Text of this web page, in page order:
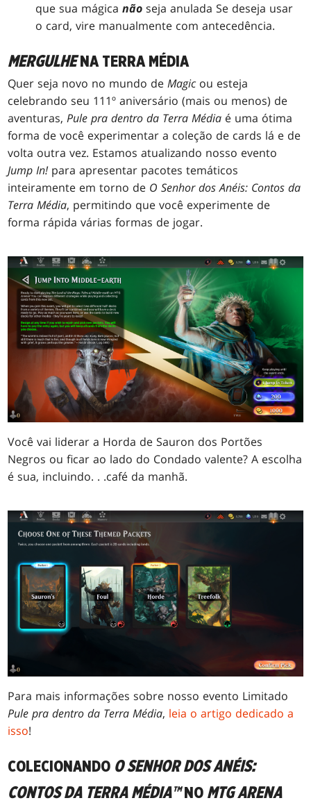
que sua mágicanão seja anulada Se deseja usar
o card, vire manualmente com antecedência.
MERGULHENA TERRA MÉDIA
Quer seja novo no mundo deMagic ou esteja
celebrando seu 111º aniversário (mais ou menos) de
aventuras,Pule pra dentro da Terra Média é uma ótima
forma de você experimentar a coleção de cards lá e de
volta outra vez. Estamos atualizando nosso evento
Jump In!para apresentar pacotes temáticos
inteiramente em torno de O Senhor dos Anéis: Contos da
Terra Média, permitindo que você experimente de
forma rápida várias formas de jogar.
Você vai liderar a Horda de Sauron dos Portões
Negros ou ficar ao lado do Condado valente? A escolha
é sua, incluindo. . .café da manhã.
Para mais informações sobre nosso evento Limitado
Pule pra dentro da Terra Média, leia o artigo dedicado a
isso!
COLECIONANDO O SENHOR DOS ANÉIS:
CONTOS DA TERRA MÉDIA™NO MTG ARENA